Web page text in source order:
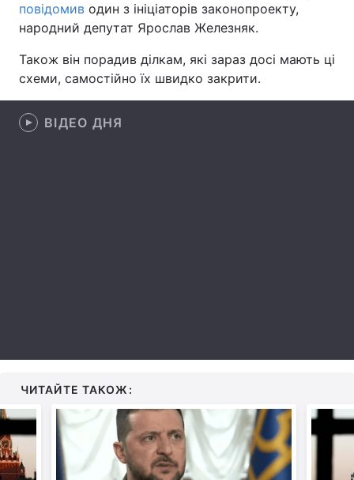
Цікавинки Погода
Лонгріди
Відео з Youtube
Тема оформлення
повідомив один з ініціаторів законопроекту,
народний депутат Ярослав Железняк.
Також він порадив ділкам, які зараз досі мають ці
схеми, самостійно їх швидко закрити.
ВІДЕО ДНЯ
ЧИТАЙТЕ ТАКОЖ: